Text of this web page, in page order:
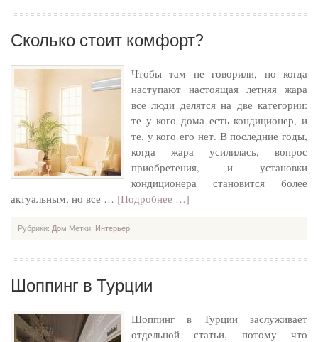
Сколько стоит комфорт?
Чтобы там не говорили, но когда
наступают настоящая летняя жара
все люди делятся на две категории:
те у кого дома есть кондиционер, и
те, у кого его нет. В последние годы,
когда жара усилилась, вопрос
приобретения, и установки
кондиционера становится более
актуальным, но все … [Подробнее …]
Рубрики: Дом Метки: Интерьер
Шоппинг в Турции
Шоппинг в Турции заслуживает
отдельной статьи, потому что